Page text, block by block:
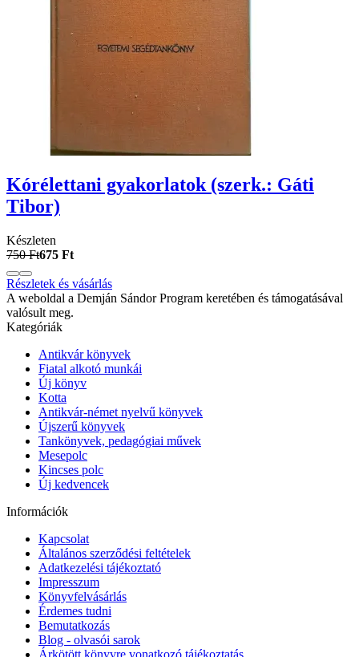
Kórélettani gyakorlatok (szerk.: Gáti
Tibor)
Készleten
750 Ft675 Ft
Részletek és vásárlás
A weboldal a Demján Sándor Program keretében és támogatásával
valósult meg.
Kategóriák
Antikvár könyvek
Fiatal alkotó munkái
Új könyv
Kotta
Antikvár-német nyelvű könyvek
Újszerű könyvek
Tankönyvek, pedagógiai művek
Mesepolc
Kincses polc
Új kedvencek
Információk
Kapcsolat
Általános szerződési feltételek
Adatkezelési tájékoztató
Impresszum
Könyvfelvásárlás
Érdemes tudni
Bemutatkozás
Blog - olvasói sarok